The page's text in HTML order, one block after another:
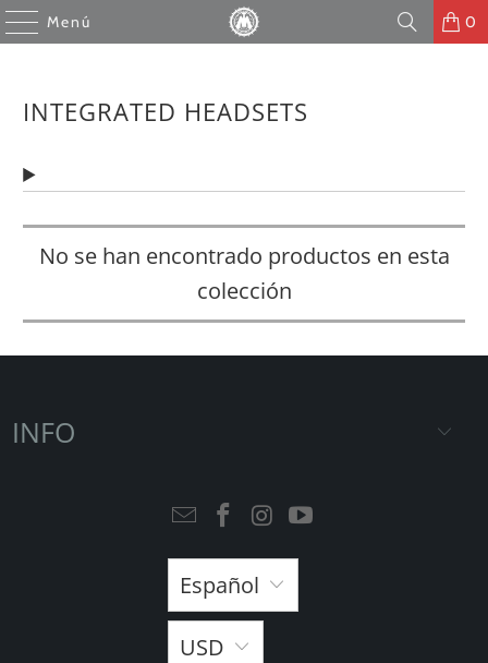
Menú 0
INTEGRATED HEADSETS
No se han encontrado productos en esta
colección
INFO
Español
USD